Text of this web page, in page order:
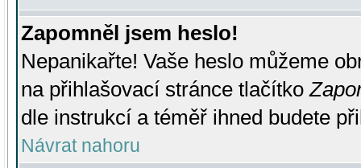
Zapomněl jsem heslo!
Nepanikařte! Vaše heslo můžeme
na přihlašovací stránce tlačítko
dle instrukcí a téměř ihned budete
Návrat nahoru